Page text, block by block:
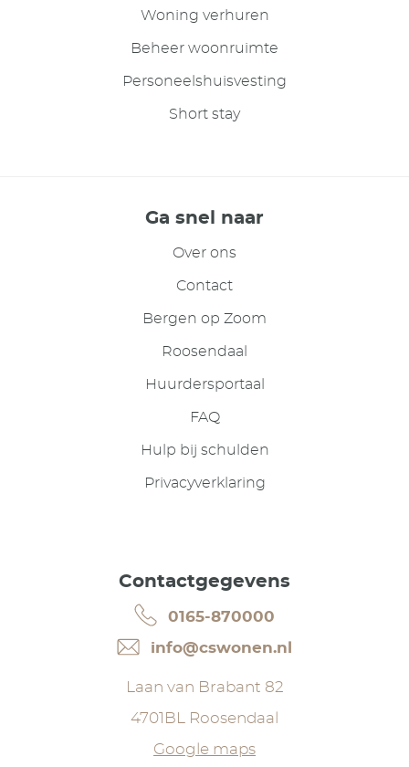
Woning verhuren
Beheer woonruimte
Personeelshuisvesting
Short stay
Ga snel naar
Over ons
Contact
Bergen op Zoom
Roosendaal
Huurdersportaal
FAQ
Hulp bij schulden
Privacyverklaring
Contactgegevens
0165-870000
info@cswonen.nl
Laan van Brabant 82
4701BL Roosendaal
Google maps